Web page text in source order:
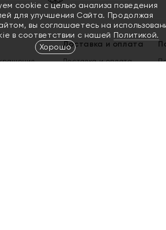
Доставка и оплата
Доставка и оплата
cookie с целью анализа поведения
для улучшения Сайта. Продолжая
вы соглашаетесь на
в соответствии с нашей Политикой.
Хорошо